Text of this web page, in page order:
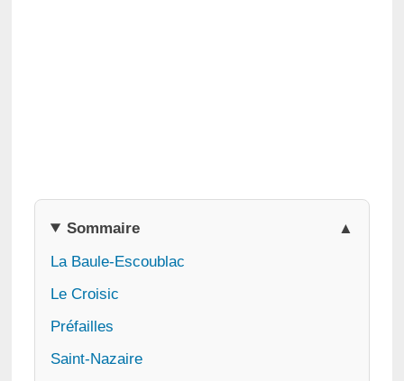
Sommaire
La Baule-Escoublac
Le Croisic
Préfailles
Saint-Nazaire